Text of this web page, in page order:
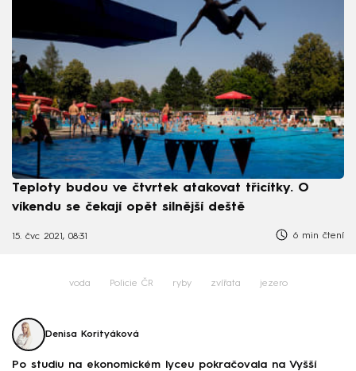
Teploty budou ve čtvrtek atakovat třicítky. O
víkendu se čekají opět silnější deště
15. čvc 2021, 08:31 6 min čtení
voda Policie ČR ryby zvířata jezero
Denisa Korityáková
Po studiu na ekonomickém lyceu pokračovala na Vyšší